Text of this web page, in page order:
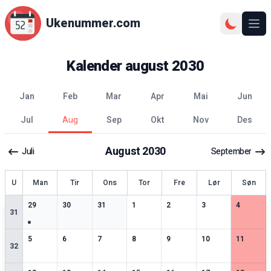
Ukenummer.com
Kalenderaugust 2030
jan feb mar apr mai
jun
jul
aug sep okt nov des
Juli August2030 September
Uke Man Tir Ons Tor Fre Lør Søn
31
29
4spesielle datoer
30
2spesielle datoer
31
2spesielle datoer
12 spesielle datoer
2
3spesielle datoer
3
3spesielle datoer
4
2
32
5
2spesielle datoer
6
2spesielle datoer
7
3spesielle datoer
8
2spesielle datoer
9
3spesielle datoer
10
2spesielle datoer
11
2